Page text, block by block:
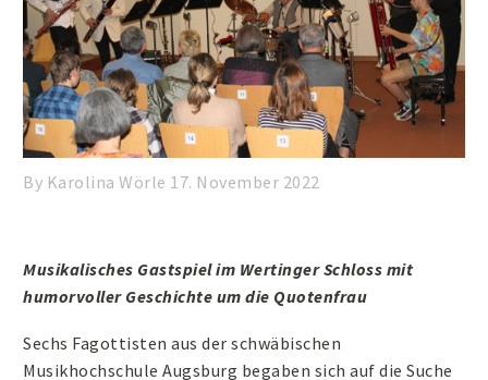
By Karolina Wörle 17. November 2022
Musikalisches Gastspiel im Wertinger Schloss mit
humorvoller Geschichte um die Quotenfrau
Sechs Fagottisten aus der schwäbischen
Musikhochschule Augsburg begaben sich auf die Suche